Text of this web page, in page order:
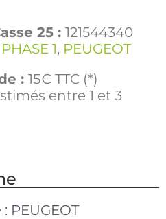
25 : 121544340
1, PEUGEOT
: 15€ TTC (*)
entre 1 et 3
PEUGEOT